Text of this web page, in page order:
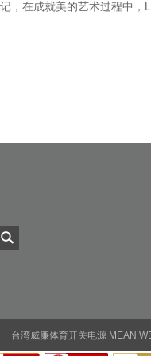
记，在成就美的艺术过程中，
台湾威廉体育开关电源 MEAN